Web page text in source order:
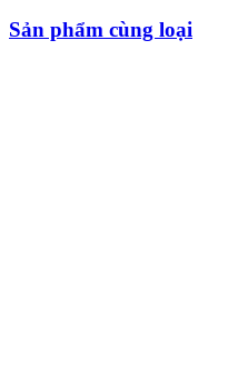
Sản phẩm cùng loại